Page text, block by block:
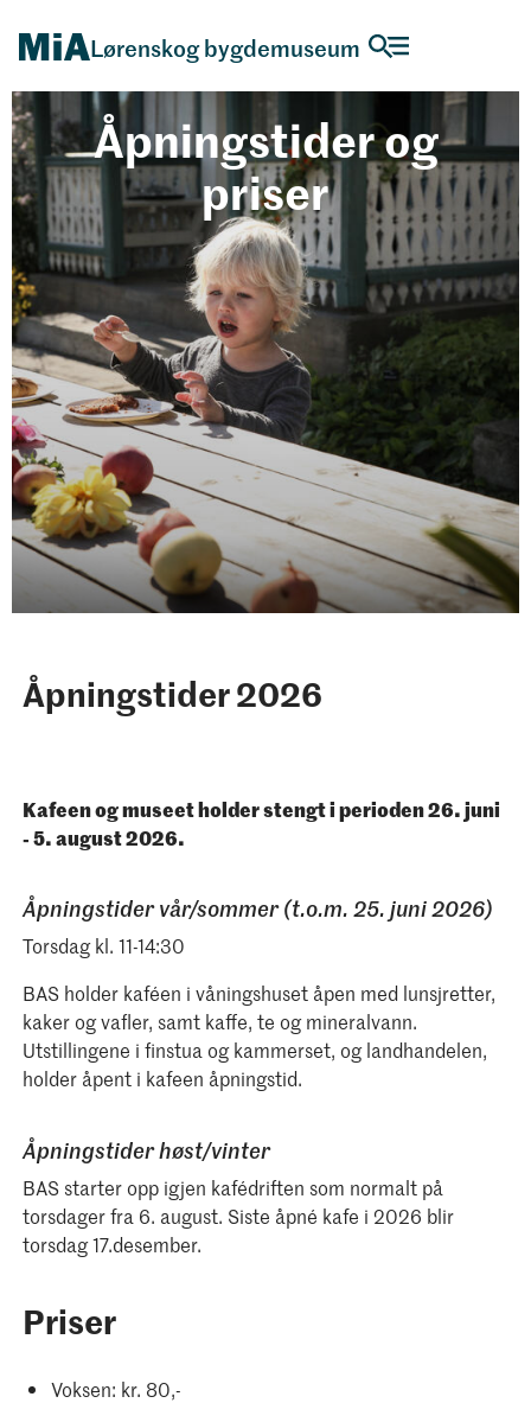
Lørenskog bygdemuseum
Åpningstider og
priser
Åpningstider 2026
Kafeen og museet holder stengt i perioden 26. juni
- 5. august 2026.
Åpningstider vår/sommer (t.o.m. 25. juni 2026)
Torsdag kl. 11-14:30
BAS holder kaféen i våningshuset åpen med lunsjretter,
kaker og vafler, samt kaffe, te og mineralvann.
Utstillingene i finstua og kammerset, og landhandelen,
holder åpent i kafeen åpningstid.
Åpningstider høst/vinter
BAS starter opp igjen kafédriften som normalt på
torsdager fra 6. august. Siste åpné kafe i 2026 blir
torsdag 17.desember.
Priser
Voksen: kr. 80,-